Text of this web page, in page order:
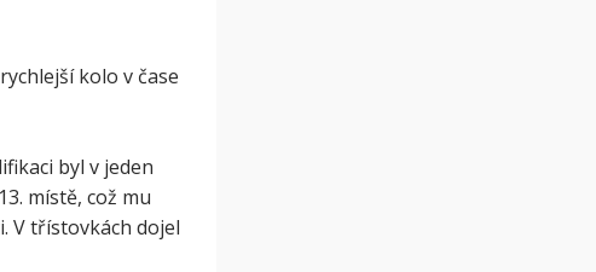
kolo v čase
byl v jeden
místě, což mu
V třístovkách dojel